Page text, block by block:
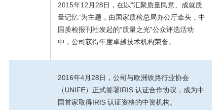
2015年12月28日，在以“汇聚质量民意、成就质
量记忆”为主题，由国家质检总局办公厅牵头，中
国质检报刊社发起的“质量之光”公众评选活动
中，公司获得年度卓越技术机构荣誉。
2016年4月28日，公司与欧洲铁路行业协会
（UNIFE）正式签署IRIS 认证合作协议，成为中
国首家取得IRIS 认证资格的中资机构。